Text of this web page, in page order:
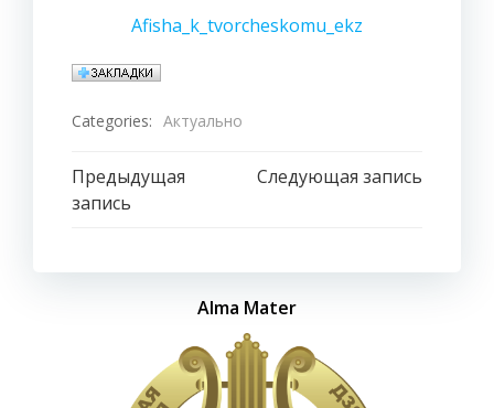
Afisha_k_tvorcheskomu_ekz
Categories: Актуально
Навигация
записям
Предыдущая
запись
Навигация
записям
Следующая запись
Alma Mater